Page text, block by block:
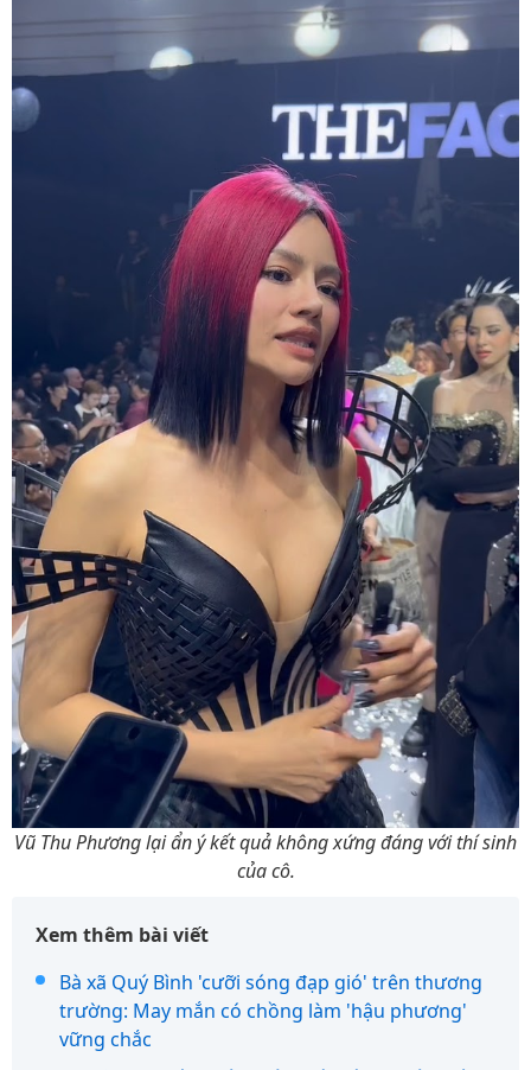
Vũ Thu Phương lại ẩn ý kết quả không xứng đáng với thí sinh
của cô.
Xem thêm bài viết
Bà xã Quý Bình 'cưỡi sóng đạp gió' trên thương
trường: May mắn có chồng làm 'hậu phương'
vững chắc